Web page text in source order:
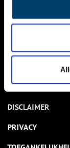
NIEUWSBRIEF
DISCLAIMER
PRIVACY